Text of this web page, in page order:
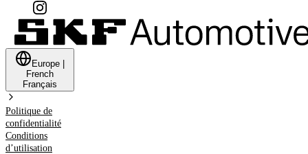
Europe
French
Français
Politique de
confidentialité
Conditions
d’utilisation